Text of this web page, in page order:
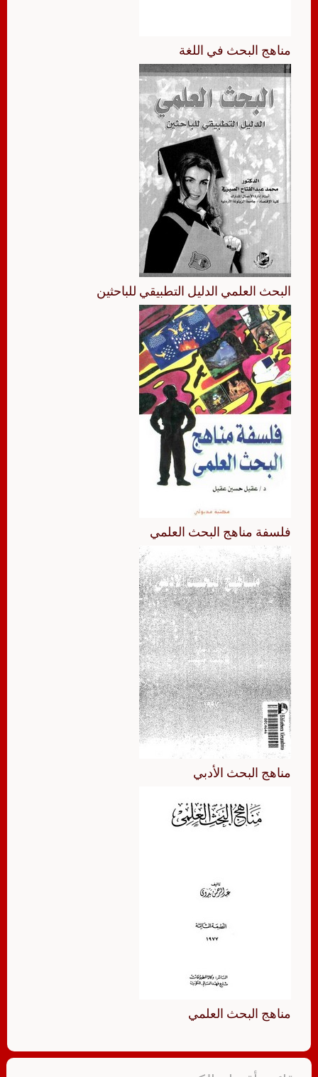
مناهج البحث في اللغة
البحث العلمي الدليل التطبيقي للباحثين
فلسفة مناهج البحث العلمي
مناهج البحث الأدبي
مناهج البحث العلمي